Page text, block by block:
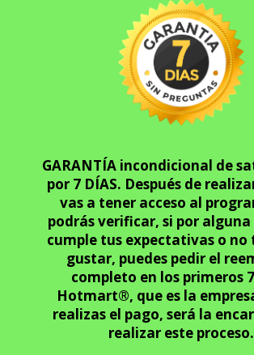
GARANTÍA incondicional de
por 7 DÍAS. Después de
vas a tener acceso al
podrás verificar, si por
cumple tus expectativas o no
gustar, puedes pedir el
completo en los primeros
Hotmart®, que es la
realizas el pago, será la
realizar este proceso.